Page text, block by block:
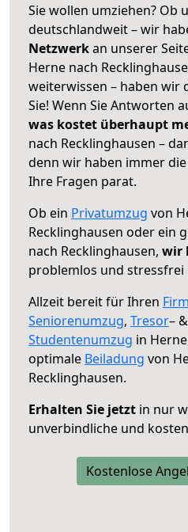
Sie wollen umziehen? Ob
deutschlandweit – wir
Netzwerkan unserer
Herne nach
weiterwissen – haben wir
Sie! Wenn Sie Antworten
was kostet überhaupt
nach Recklinghausen –
denn wir haben immer
Ihre Fragen parat.
Ob ein Privatumzug von
Recklinghausen oder ein
nach Recklinghausen, wir
problemlos und stressfrei
Allzeit bereit für Ihren
Seniorenumzug, Tresor– &
Studentenumzug in
optimale Beiladung von
Recklinghausen.
Erhalten Sie jetzt in nur
unverbindliche und
Kostenlose